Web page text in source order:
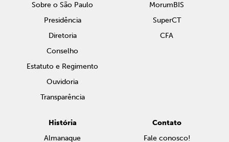
Sobre o São Paulo
Presidência
Diretoria
Conselho
Estatuto e Regimento
Ouvidoria
Transparência
MorumBIS
SuperCT
CFA
História
Almanaque
Contato
Fale conosco!